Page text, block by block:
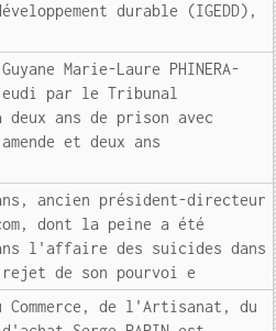
durable (IGEDD),
Marie-Laure PHINERA-
jeudi par le Tribunal
ans de prison avec
et deux ans
ans, ancien président-directeur
dont la peine a été
l'affaire des suicides dans
de son pourvoi e
Commerce, de l'Artisanat, du